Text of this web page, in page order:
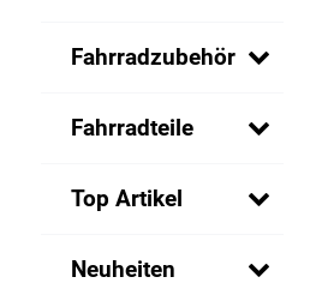
Fahrradzubehör
Fahrradteile
Top Artikel
Neuheiten